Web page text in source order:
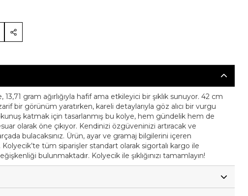
gram ağırlığıyla hafif ama etkileyici bir şıklık sunuyor. 42 cm
bir görünüm yaratırken, kareli detaylarıyla göz alıcı bir vurgu
katmak için tasarlanmış bu kolye, hem gündelik hem de
olarak öne çıkıyor. Kendinizi özgüveninizi artıracak ve
bulacaksınız. Ürün, ayar ve gramaj bilgilerini içeren
tüm siparişler standart olarak sigortalı kargo ile
bulunmaktadır. Kolyecik ile şıklığınızı tamamlayın!